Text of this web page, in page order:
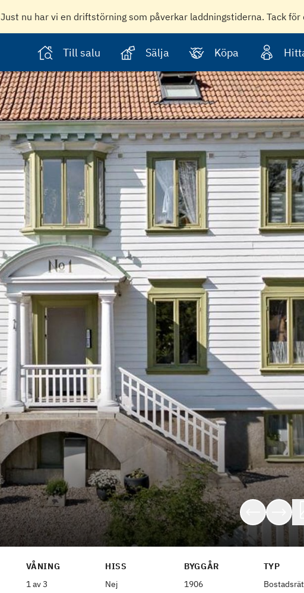
Just nu har vi en driftstörning som påverkar laddningstiderna. Tack
Till salu Sälja Köpa
VÅNING
1 av 3
HISS
Nej
BYGGÅR
1906
TYP